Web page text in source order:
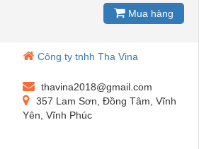
Mua hàng
Công ty tnhh Tha Vina
thavina2018@gmail.com
357 Lam Sơn, Đồng Tâm, Vĩnh
Yên, Vĩnh Phúc